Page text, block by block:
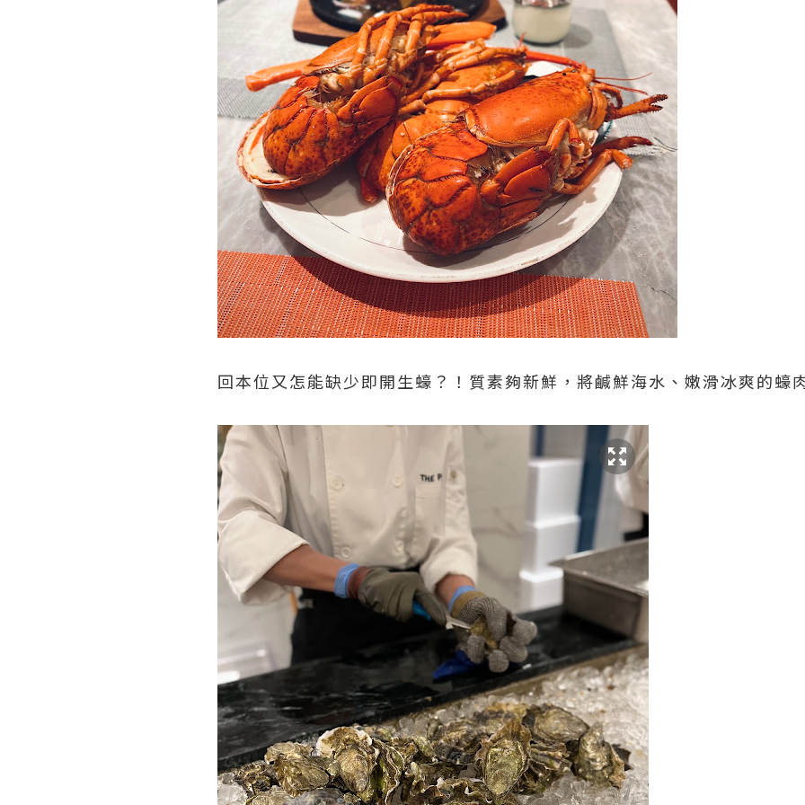
回本位又怎能缺少即開生蠔？！質素夠新鮮，將鹹鮮海水、嫩滑冰爽的蠔